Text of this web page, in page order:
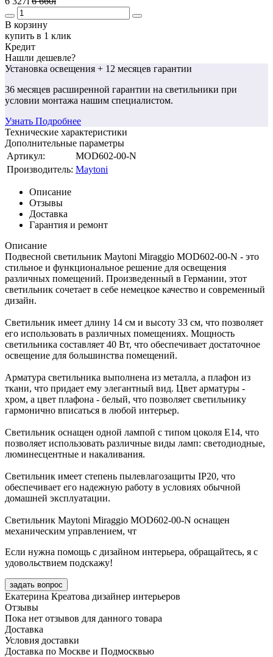
В корзину
купить в 1 клик
Кредит
Нашли дешевле?
Установка освещения + 12 месяцев гарантии
36 месяцев расширенной гарантии на светильники при
условии монтажа нашим специалистом.
Узнать Подробнее
Технические характеристики
Дополнительные параметры
Артикул:
MOD602-00-N
Производитель: Maytoni
Описание
Отзывы
Доставка
Гарантия и ремонт
Описание
Подвесной светильник Maytoni Miraggio MOD602-00-N - это
стильное и функциональное решение для освещения
различных помещений. Произведенный в Германии, этот
светильник сочетает в себе немецкое качество и современный
дизайн.
Светильник имеет длину 14 см и высоту 33 см, что позволяет
его использовать в различных помещениях. Мощность
светильника составляет 40 Вт, что обеспечивает достаточное
освещение для большинства помещений.
Арматура светильника выполнена из металла, а плафон из
ткани, что придает ему элегантный вид. Цвет арматуры -
хром, а цвет плафона - белый, что позволяет светильнику
гармонично вписаться в любой интерьер.
Светильник оснащен одной лампой с типом цоколя E14, что
позволяет использовать различные виды ламп: светодиодные,
люминесцентные и накаливания.
Светильник имеет степень пылевлагозащиты IP20, что
обеспечивает его надежную работу в условиях обычной
домашней эксплуатации.
Светильник Maytoni Miraggio MOD602-00-N оснащен
механическим управлением, чт
Если нужна помощь с дизайном интерьера, обращайтесь, я с
удовольствием подскажу!
задать вопрос
Екатерина Креатова дизайнер интерьеров
Отзывы
Пока нет отзывов для данного товара
Доставка
Условия доставки
Доставка по Москве и Подмосквью